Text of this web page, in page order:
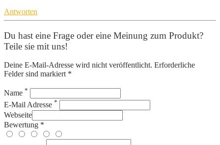
Antworten
Du hast eine Frage oder eine Meinung zum Produkt?
Teile sie mit uns!
Deine E-Mail-Adresse wird nicht veröffentlicht. Erforderliche
Felder sind markiert *
Name *
E-Mail Adresse *
Webseite
Bewertung *